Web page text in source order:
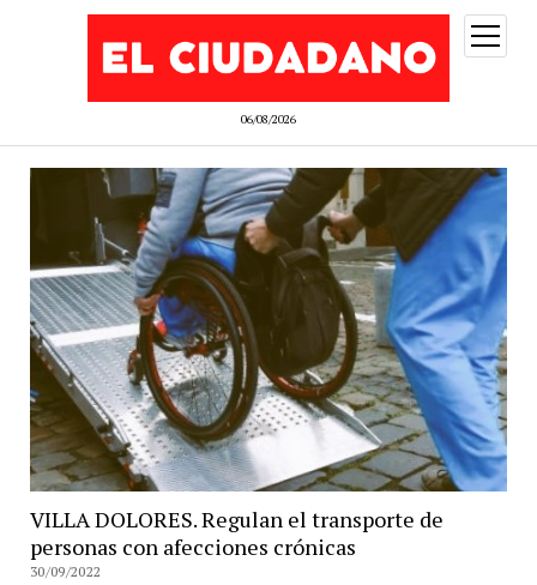
06/08/2026
abrir
menú
VILLA DOLORES. Regulan el transporte de
personas con afecciones crónicas
30/09/2022